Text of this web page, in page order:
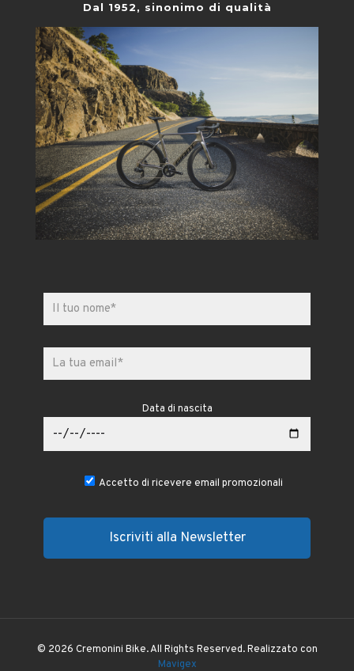
Dal 1952, sinonimo di qualità
Data di nascita
Accetto di ricevere email promozionali
© 2026 Cremonini Bike. All Rights Reserved. Realizzato con
Mavigex